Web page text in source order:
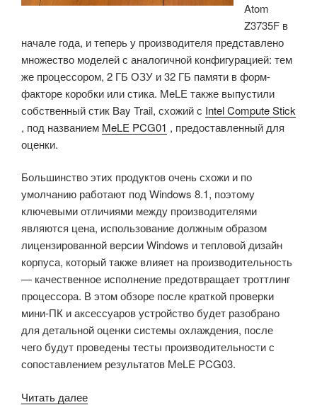
Atom
Z3735F в
начале года, и теперь у производителя представлено
множество моделей с аналогичной конфигурацией: тем
же процессором, 2 ГБ ОЗУ и 32 ГБ памяти в форм-
факторе коробки или стика. MeLE также выпустили
собственный стик Bay Trail, схожий с Intel Compute Stick
, под названием MeLE PCG01 , предоставленный для
оценки.
Большинство этих продуктов очень схожи и по
умолчанию работают под Windows 8.1, поэтому
ключевыми отличиями между производителями
являются цена, использование должным образом
лицензированной версии Windows и тепловой дизайн
корпуса, который также влияет на производительность
— качественное исполнение предотвращает троттлинг
процессора. В этом обзоре после краткой проверки
мини-ПК и аксессуаров устройство будет разобрано
для детальной оценки системы охлаждения, после
чего будут проведены тесты производительности с
сопоставлением результатов MeLE PCG03.
Читать далее«Краткий